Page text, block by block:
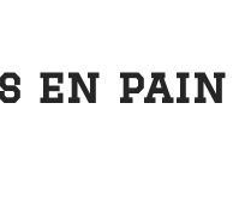
en pain